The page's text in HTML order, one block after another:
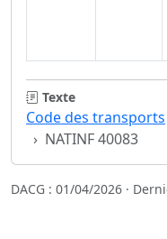
Texte
Code des transports
NATINF 40083
DACG : 01/04/2026 ·